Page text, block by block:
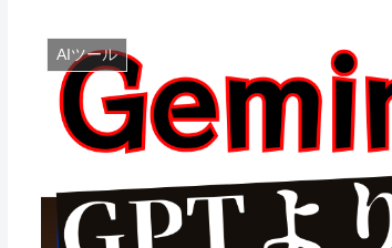
AIツール